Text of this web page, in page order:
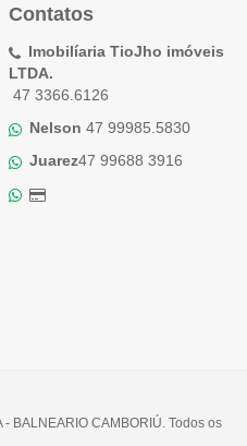
Contatos
Imobilíaria TioJho imóveis
LTDA.
47 3366.6126
Nelson 47 99985.5830
Juarez47 99688 3916
BALNEARIO CAMBORIÚ. Todos os